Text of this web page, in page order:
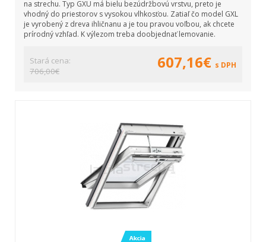
na strechu. Typ GXU má bielu bezúdržbovú vrstvu, preto je
vhodný do priestorov s vysokou vlhkosťou. Zatiaľ čo model GXL
je vyrobený z dreva ihličnanu a je tou pravou voľbou, ak chcete
prírodný vzhľad. K výlezom treba doobjednať lemovanie.
Stará cena:
706,00€
607,16€ s DPH